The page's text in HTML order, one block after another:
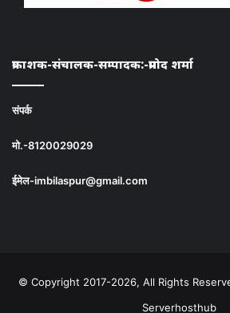
प्रकाशक-संचालक-सम्पादक:-प्रमोद शर्मा
संपर्क
मो.-8120029029
ईमेल-imbilaspur@gmail.com
© Copyright 2017-2026, All Rights
Serverhosthub